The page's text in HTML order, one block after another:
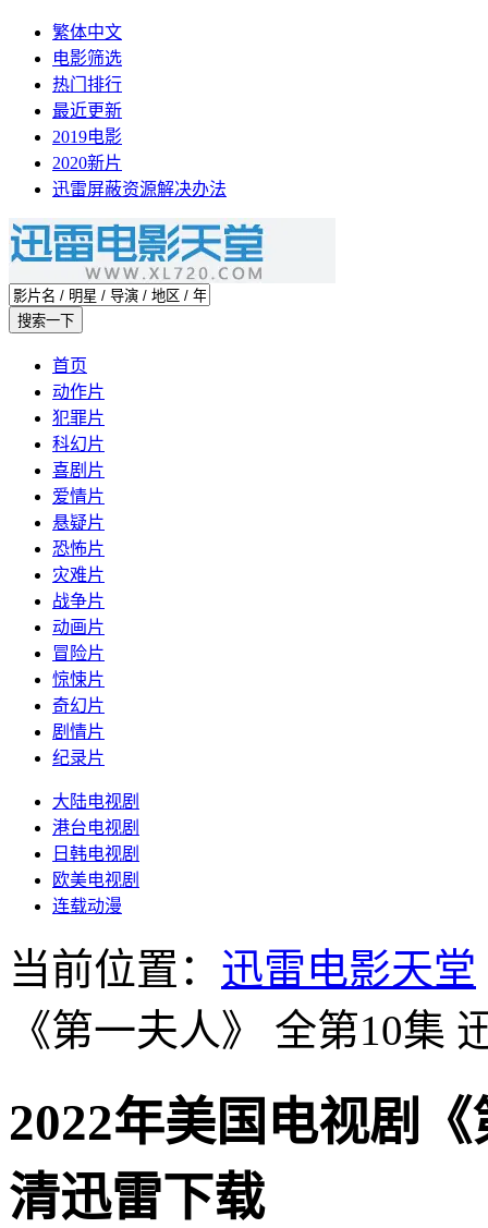
繁体中文
电影筛选
热门排行
最近更新
2019电影
2020新片
迅雷屏蔽资源解决办法
首页
动作片
犯罪片
科幻片
喜剧片
爱情片
悬疑片
恐怖片
灾难片
战争片
动画片
冒险片
惊悚片
奇幻片
剧情片
纪录片
大陆电视剧
港台电视剧
日韩电视剧
欧美电视剧
连载动漫
当前位置： 迅雷电影天堂
《第一夫人》 全第10集
2022年美国电视剧
清迅雷下载